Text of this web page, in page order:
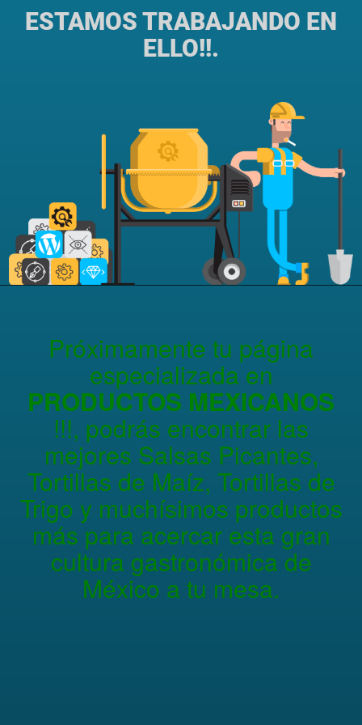
ESTAMOS TRABAJANDO EN
ELLO!!.
Próximamente tu página
especializada en
PRODUCTOS MEXICANOS
!!!, podrás encontrar las
mejores Salsas Picantes,
Tortillas de Maíz, Tortillas de
Trigo y muchísimos productos
más para acercar esta gran
cultura gastronómica de
México a tu mesa.